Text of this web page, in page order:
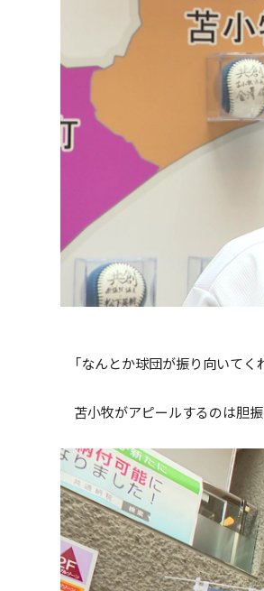
「なんとか球団が振り向いてく
苫小牧がアピールするのは胆振